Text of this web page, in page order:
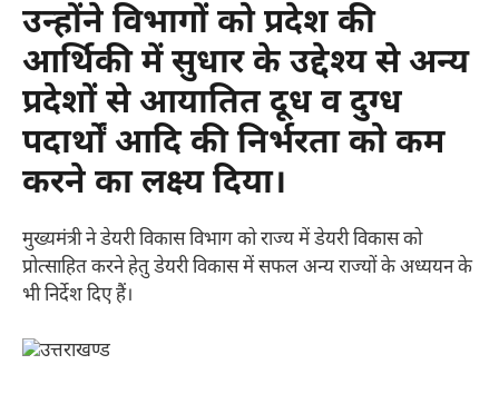
उन्होंने विभागों को प्रदेश की
आर्थिकी में सुधार के उद्देश्य से अन्य
प्रदेशों से आयातित दूध व दुग्ध
पदार्थों आदि की निर्भरता को कम
करने का लक्ष्य दिया।
मुख्यमंत्री ने डेयरी विकास विभाग को राज्य में डेयरी विकास को
प्रोत्साहित करने हेतु डेयरी विकास में सफल अन्य राज्यों के अध्ययन के
भी निर्देश दिए हैं।